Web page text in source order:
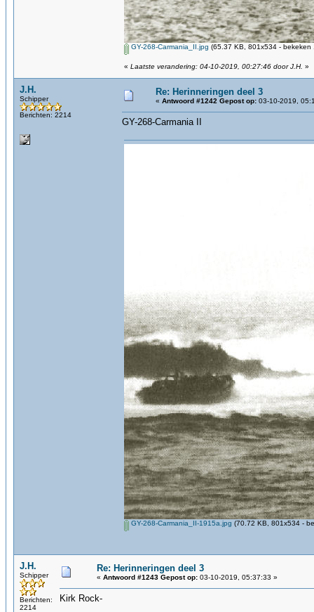
GY-268-Carmania_II.jpg (65.37 KB, 801x534 - bekeken
« Laatste verandering: 04-10-2019, 00:27:46 door J.H. »
J.H.
Schipper
Berichten: 2214
Re: Herinneringen deel 3
« Antwoord #1242 Gepost op: 03-10-2019,
GY-268-Carmania II
GY-268-Carmania_II-1915a.jpg (70.72 KB, 801x534 -
J.H.
Schipper
Berichten:
2214
Re: Herinneringen deel 3
« Antwoord #1243 Gepost op: 03-10-2019, 05:37:33 »
Kirk Rock-